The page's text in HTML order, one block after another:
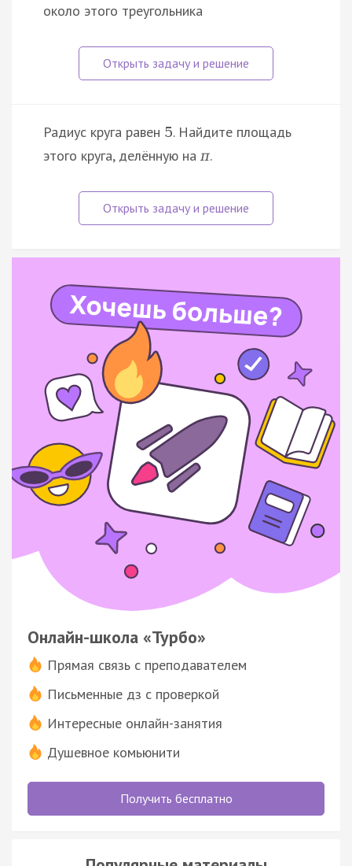
около этого треугольника
Радиус круга равен 5. Найдите площадь
этого круга, делённую на π.
Онлайн-школа «Турбо»
Прямая связь с преподавателем
Письменные дз с проверкой
Интересные онлайн-занятия
Душевное комьюнити
Получить бесплатно